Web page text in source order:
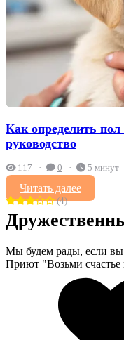
Как определить
руководство
117 0 5 минут
Читать далее
(4)
Мы будем рады, если
Приют "Возьми счастье